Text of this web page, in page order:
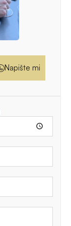
Napište mi